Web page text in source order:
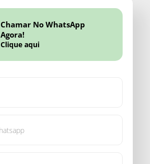
Chamar No WhatsApp
Agora!
Clique aqui